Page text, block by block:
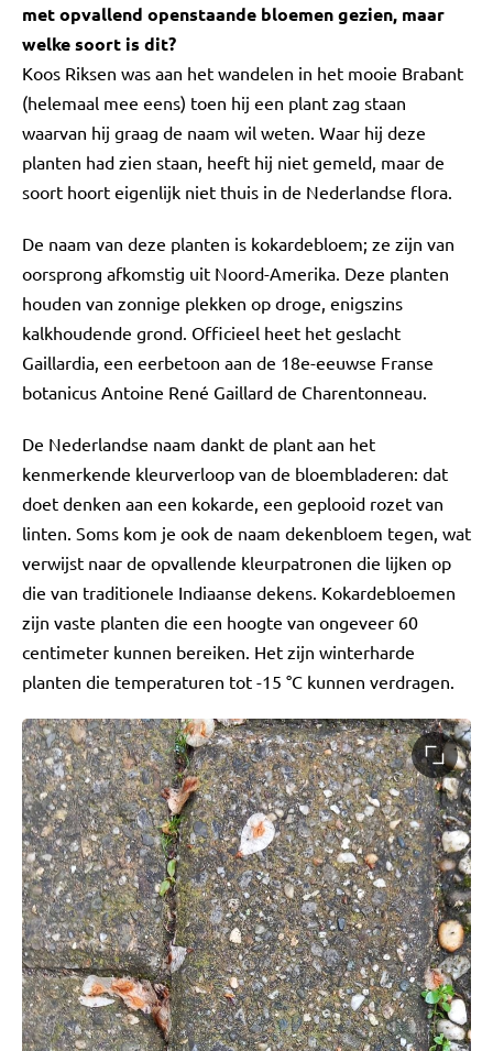
met opvallend openstaande bloemen gezien, maar
welke soort is dit?
Koos Riksen was aan het wandelen in het mooie Brabant
(helemaal mee eens) toen hij een plant zag staan
waarvan hij graag de naam wil weten. Waar hij deze
planten had zien staan, heeft hij niet gemeld, maar de
soort hoort eigenlijk niet thuis in de Nederlandse flora.
De naam van deze planten is kokardebloem; ze zijn van
oorsprong afkomstig uit Noord-Amerika. Deze planten
houden van zonnige plekken op droge, enigszins
kalkhoudende grond. Officieel heet het geslacht
Gaillardia, een eerbetoon aan de 18e-eeuwse Franse
botanicus Antoine René Gaillard de Charentonneau.
De Nederlandse naam dankt de plant aan het
kenmerkende kleurverloop van de bloembladeren: dat
doet denken aan een kokarde, een geplooid rozet van
linten. Soms kom je ook de naam dekenbloem tegen, wat
verwijst naar de opvallende kleurpatronen die lijken op
die van traditionele Indiaanse dekens. Kokardebloemen
zijn vaste planten die een hoogte van ongeveer 60
centimeter kunnen bereiken. Het zijn winterharde
planten die temperaturen tot -15 °C kunnen verdragen.